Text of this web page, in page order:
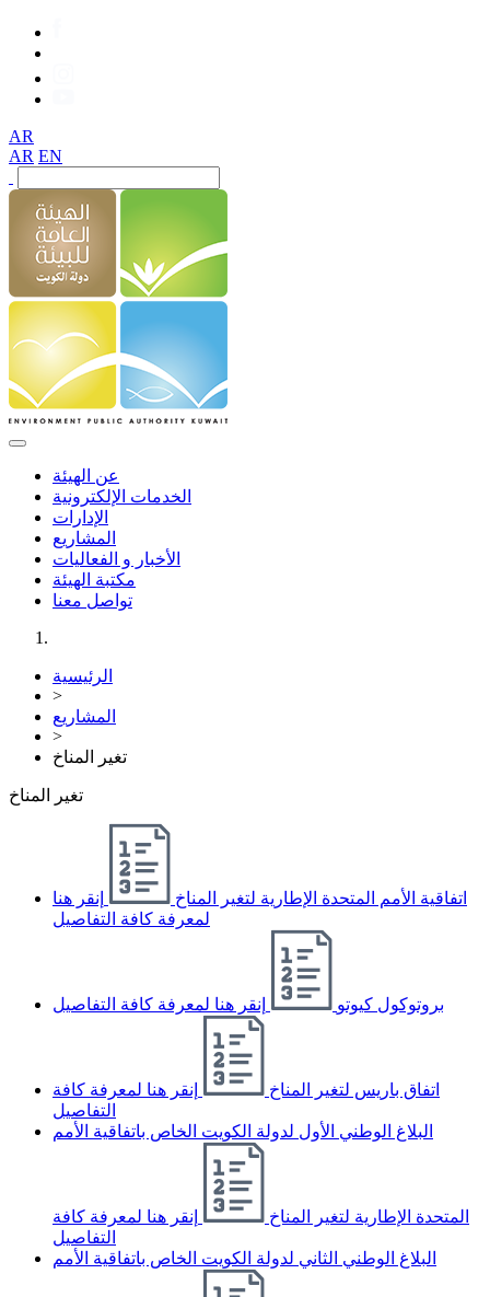
AR
AR EN
عن الهيئة
الخدمات الإلكترونية
الإدارات
المشاريع
الأخبار و الفعاليات
مكتبة الهيئة
تواصل معنا
الرئيسية
>
المشاريع
>
تغير المناخ
تغير المناخ
اتفاقية الأمم المتحدة الإطارية لتغير المناخ
إنقر هنا
لمعرفة كافة التفاصيل
بروتوكول كيوتو إنقر هنا لمعرفة كافة التفاصيل
اتفاق باريس لتغير المناخ
إنقر هنا لمعرفة كافة
التفاصيل
البلاغ الوطني الأول لدولة الكويت الخاص باتفاقية الأمم
المتحدة الإطارية لتغير المناخ
إنقر هنا لمعرفة كافة
التفاصيل
البلاغ الوطني الثاني لدولة الكويت الخاص باتفاقية الأمم